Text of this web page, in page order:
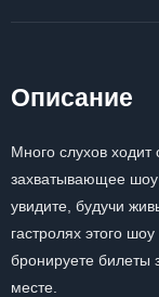
Описание
Много слухов
захватывающее
увидите, будучи
гастролях этого
бронируете билеты
месте.